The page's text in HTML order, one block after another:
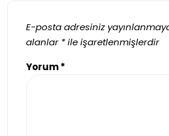
E-posta adresiniz
alanlar *ile işaretlenmişlerdir
Yorum*